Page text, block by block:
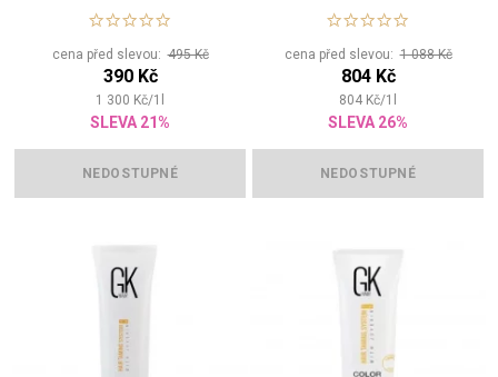
suché vlasy
cena před slevou:495 Kč
390 Kč
1 300 Kč/1
SLEVA 21%
NEDOSTUPNÉ
cena před slevou:1 088 Kč
804 Kč
804 Kč/1
SLEVA 26%
NEDOSTUPNÉ